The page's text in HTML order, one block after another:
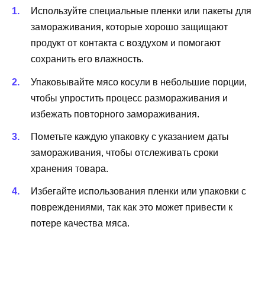
Используйте специальные пленки или пакеты для
замораживания, которые хорошо защищают
продукт от контакта с воздухом и помогают
сохранить его влажность.
Упаковывайте мясо косули в небольшие порции,
чтобы упростить процесс размораживания и
избежать повторного замораживания.
Пометьте каждую упаковку с указанием даты
замораживания, чтобы отслеживать сроки
хранения товара.
Избегайте использования пленки или упаковки с
повреждениями, так как это может привести к
потере качества мяса.